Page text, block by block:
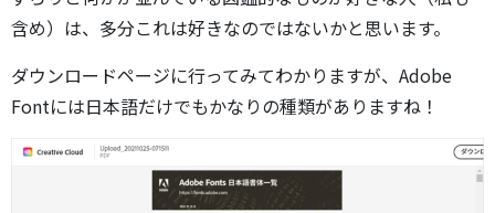
含め）は、多分これは好きなのではないかと思います。
ダウンロードページに行ってみてわかりますが、Adobe
Fontには日本語だけでもかなりの種類がありますね！